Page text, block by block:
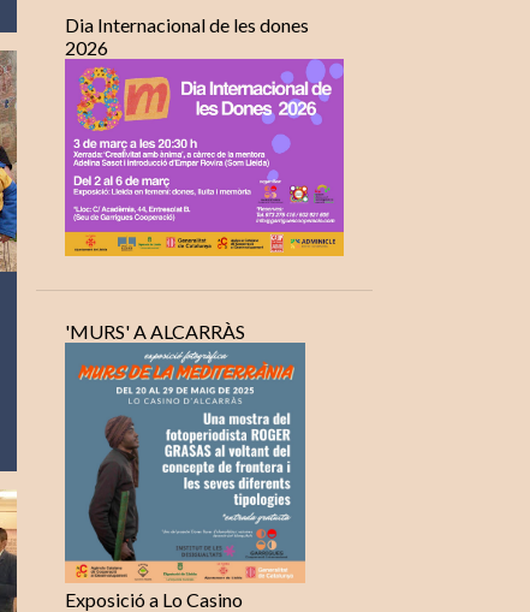
Dia Internacional de les dones
2026
'MURS' A ALCARRÀS
Exposició a Lo Casino